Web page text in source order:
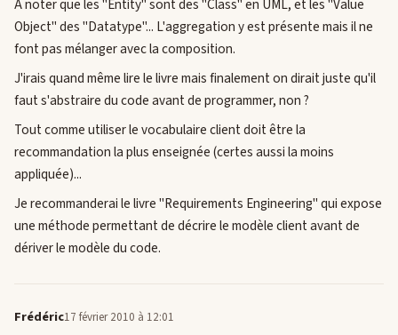
A noter que les "Entity" sont des "Class" en UML, et les "Value
Object" des "Datatype"... L'aggregation y est présente mais il ne
font pas mélanger avec la composition.
J'irais quand même lire le livre mais finalement on dirait juste qu'il
faut s'abstraire du code avant de programmer, non ?
Tout comme utiliser le vocabulaire client doit être la
recommandation la plus enseignée (certes aussi la moins
appliquée)...
Je recommanderai le livre "Requirements Engineering" qui expose
une méthode permettant de décrire le modèle client avant de
dériver le modèle du code.
Frédéric17 février 2010 à 12:01